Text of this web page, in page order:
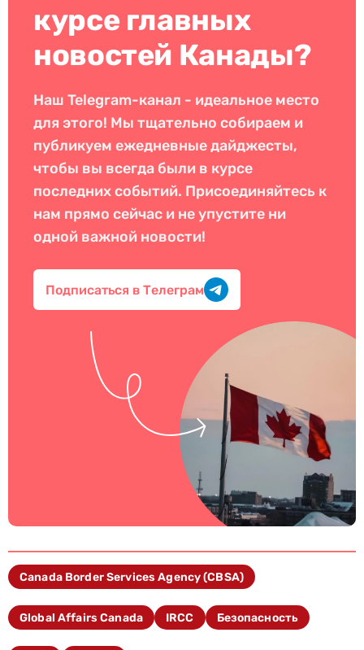
курсе главных
новостей Канады?
Наш Telegram-канал - идеальное место
для этого! Мы тщательно собираем и
публикуем ежедневные дайджесты,
чтобы вы всегда были в курсе
последних событий. Присоединяйтесь к
нам прямо сейчас и не упустите ни
одной важной новости!
Подписаться в Телеграм
Canada Border Services Agency (CBSA)
Global Affairs Canada IRCC Безопасность